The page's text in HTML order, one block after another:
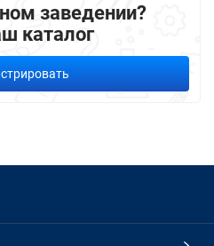
заведении?
каталог